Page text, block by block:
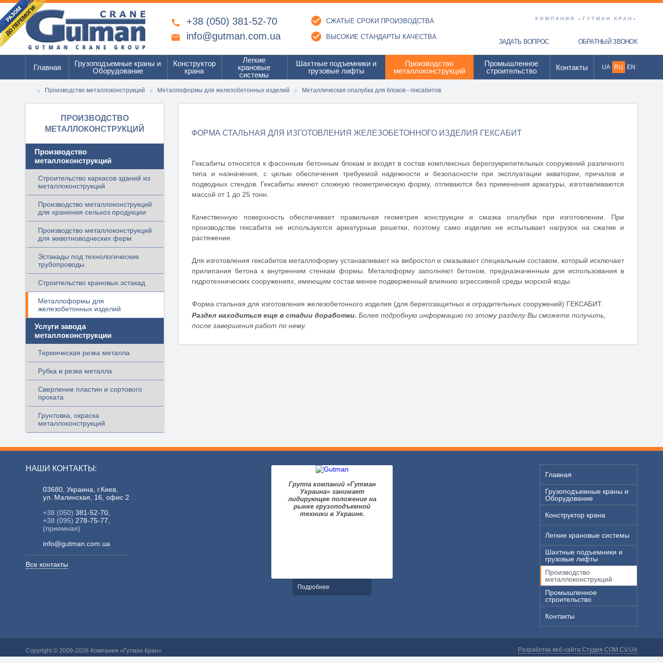
КОМПАНИЯ «ГУТМАН КРАН»
 +38 (050) 381-52-70
 info@gutman.com.ua
СЖАТЫЕ СРОКИ ПРОИЗВОДСТВА
ВЫСОКИЕ СТАНДАРТЫ КАЧЕСТВА
ЗАДАТЬ ВОПРОС ОБРАТНЫЙ ЗВОНОК
Главная
Грузоподъемные краны и
Оборудование
Конструктор
крана
Легкие
крановые
системы
Шахтные подъемники и
грузовые лифты
Производство
металлоконструкций
Промышленное
строительство
Контакты RU
UA EN
Производство металлоконструкций Металлоформы для железобетонных изделий Металлическая опалубка для блоков - гексабитов
ПРОИЗВОДСТВО
МЕТАЛЛОКОНСТРУКЦИЙ
Производство
металлоконструкций
Строительство каркасов зданий из
металлоконструкций
Производство металлоконструкций
для хранения сельхоз продукции
Производство металлоконструкций
для животноводческих ферм
Эстакады под технологические
трубопроводы
Строительство крановых эстакад
Металлоформы для
железобетонных изделий
Услуги завода
металлоконструкции
Термическая резка металла
Рубка и резка металла
Сверление пластин и сортового
проката
Грунтовка, окраска
металлоконструкций
ФОРМА СТАЛЬНАЯ ДЛЯ ИЗГОТОВЛЕНИЯ ЖЕЛЕЗОБЕТОННОГО ИЗДЕЛИЯ ГЕКСАБИТ
Гексабиты относятся к фасонным бетонным блокам и входят в состав комплексных берегоукрепительных сооружений различного
типа и назначения, с целью обеспечения требуемой надежности и безопасности при эксплуатации акватории, причалов и
подводных стендов. Гексабиты имеют сложную геометрическую форму, отливаются без применения арматуры, изготавливаются
массой от 1 до 25 тонн.
Качественную поверхность обеспечивает правильная геометрия конструкции и смазка опалубки при изготовлении. При
производстве гексабита не используются арматурные решетки, поэтому само изделие не испытывает нагрузок на сжатие и
растяжение.
Для изготовления гексабитов металлоформу устанавливают на вибростол и смазывают специальным составом, который исключает
прилипания бетона к внутренним стенкам формы. Металоформу заполняют бетоном, предназначенным для использования в
гидротехнических сооружениях, имеющим состав менее подверженный влиянию агрессивной среды морской воды.
Форма стальная для изготовления железобетонного изделия (для берегозащитных и оградительных сооружений) ГЕКСАБИТ.
Раздел находиться еще в стадии доработки. Более подробную информацию по этому разделу Вы сможете получить,
после завершения работ по нему.
НАШИ КОНТАКТЫ:
03680, Украина, г.Киев,
ул. Малинская, 16, офис 2
+38 (050) 381-52-70,
+38 (095) 278-75-77,
(приемная)
info@gutman.com.ua
Все контакты
Группа компаний «Гутман
Украина» занимает
лидирующее положение на
рынке грузоподъемной
техники в Украине.
Подробнее
Главная
Грузоподъемные краны и
Оборудование
Конструктор крана
Легкие крановые системы
Шахтные подъемники и
грузовые лифты
Производство
металлоконструкций
Промышленное
строительство
Контакты
Copyright © 2009-2026 Компания «Гутман Кран» Разработка веб-сайта Студия COM.CV.UA